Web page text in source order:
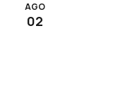
AGO
02